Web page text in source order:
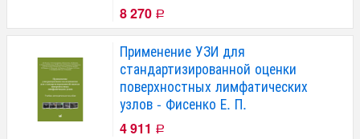
8 270 Р
Применение УЗИ для
стандартизированной оценки
поверхностных лимфатических
узлов - Фисенко Е. П.
4 911 Р